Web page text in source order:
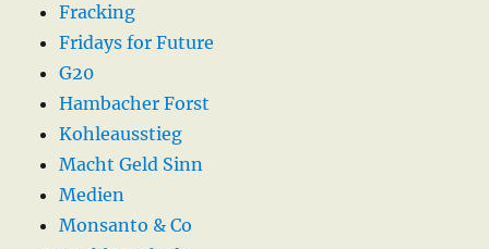
Fracking
Fridays for Future
G20
Hambacher Forst
Kohleausstieg
Macht Geld Sinn
Medien
Monsanto & Co